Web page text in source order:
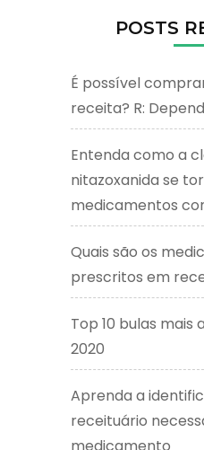
POSTS
É possível
receita? R:
Entenda como a
nitazoxanida se
medicamentos
Quais são os
prescritos em
Top 10 bulas mais
2020
Aprenda a
receituário
medicamento